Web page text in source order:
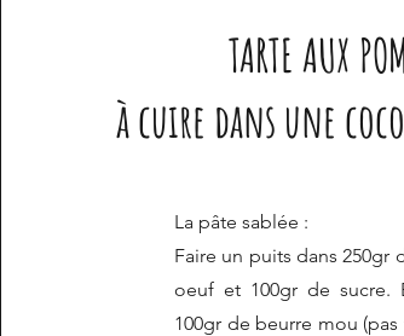
TARTE AUX
à cuire dans une
La pâte sablée :
Faire un puits dans 250gr
oeuf et 100gr de sucre.
100gr de beurre mou